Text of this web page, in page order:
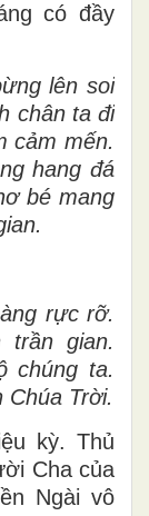
có đầy
lên soi
chân ta đi
cảm mến.
hang đá
bé mang
rực rỡ.
trần gian.
chúng ta.
Chúa Trời.
kỳ. Thủ
Cha của
Ngài vô